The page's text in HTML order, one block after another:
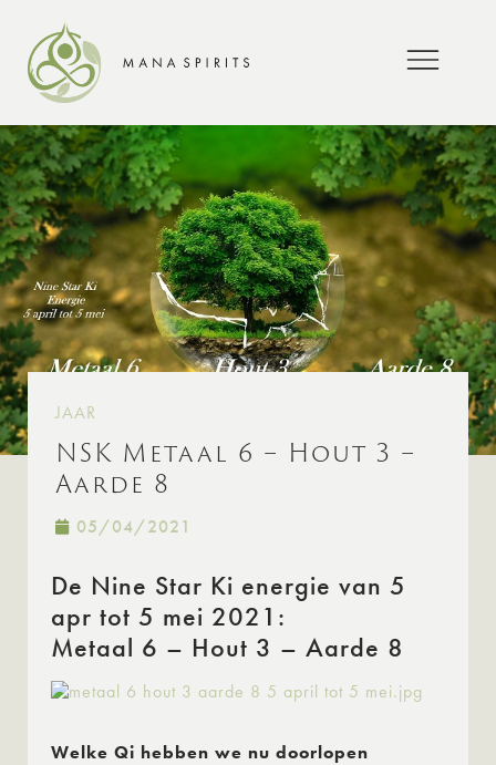
JAAR
NSK Metaal 6 – Hout 3 –
Aarde 8
05/04/2021
De Nine Star Ki energie van 5
apr tot 5 mei 2021:
Metaal 6 – Hout 3 – Aarde 8
Welke Qi hebben we nu doorlopen